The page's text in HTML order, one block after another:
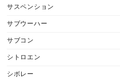
サスペンション
サブウーハー
サブコン
シトロエン
シボレー